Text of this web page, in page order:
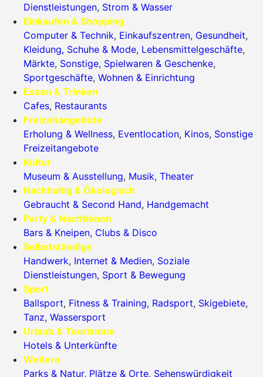
Dienstleistungen, Strom & Wasser
Einkaufen & Shopping
Computer & Technik, Einkaufszentren, Gesundheit,
Kleidung, Schuhe & Mode, Lebensmittelgeschäfte,
Märkte, Sonstige, Spielwaren & Geschenke,
Sportgeschäfte, Wohnen & Einrichtung
Essen & Trinken
Cafes, Restaurants
Freizeitangebote
Erholung & Wellness, Eventlocation, Kinos, Sonstige
Freizeitangebote
Kultur
Museum & Ausstellung, Musik, Theater
Nachhaltig & Ökologisch
Gebraucht & Second Hand, Handgemacht
Party & Nachtleben
Bars & Kneipen, Clubs & Disco
Selbstständige
Handwerk, Internet & Medien, Soziale
Dienstleistungen, Sport & Bewegung
Sport
Ballsport, Fitness & Training, Radsport, Skigebiete,
Tanz, Wassersport
Urlaub & Tourismus
Hotels & Unterkünfte
Weitere
Parks & Natur, Plätze & Orte, Sehenswürdigkeit